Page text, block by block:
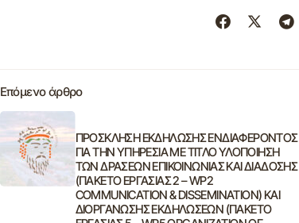
Επόμενο άρθρο
ΠΡΟΣΚΛΗΣΗ ΕΚΔΗΛΩΣΗΣ ΕΝΔΙΑΦΕΡΟΝΤΟΣ
ΓΙΑ ΤΗΝ ΥΠΗΡΕΣΙΑ ΜΕ ΤΙΤΛΟ ΥΛΟΠΟΙΗΣΗ
ΤΩΝ ΔΡΑΣΕΩΝ ΕΠΙΚΟΙΝΩΝΙΑΣ ΚΑΙ ΔΙΑΔΟΣΗΣ
(ΠΑΚΕΤΟ ΕΡΓΑΣΙΑΣ 2 – WP2
COMMUNICATION & DISSEMINATION) ΚΑΙ
ΔΙΟΡΓΑΝΩΣΗΣ ΕΚΔΗΛΩΣΕΩΝ (ΠΑΚΕΤΟ